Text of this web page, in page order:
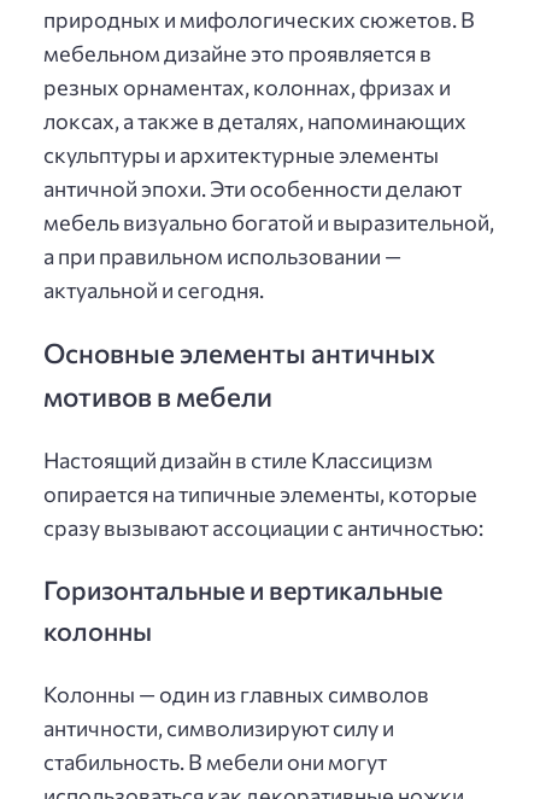
природных и мифологических сюжетов. В
мебельном дизайне это проявляется в
резных орнаментах, колоннах, фризах и
локсах, а также в деталях, напоминающих
скульптуры и архитектурные элементы
античной эпохи. Эти особенности делают
мебель визуально богатой и выразительной,
а при правильном использовании —
актуальной и сегодня.
Основные элементы античных
мотивов в мебели
Настоящий дизайн в стиле Классицизм
опирается на типичные элементы, которые
сразу вызывают ассоциации с античностью:
Горизонтальные и вертикальные
колонны
Колонны — один из главных символов
античности, символизируют силу и
стабильность. В мебели они могут